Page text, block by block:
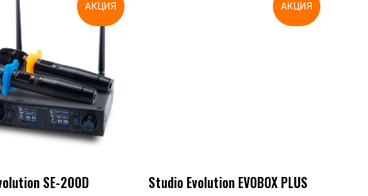
АКЦИЯ
SE-200D
АКЦИЯ
Studio Evolution EVOBOX PLUS